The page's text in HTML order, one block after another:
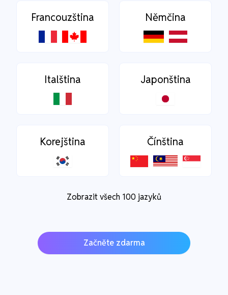
Francouzština Němčina
Italština Japonština
Korejština Čínština
Zobrazit všech 100 jazyků
Začněte zdarma